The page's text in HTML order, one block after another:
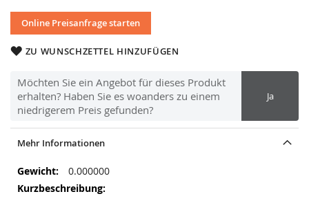
Online Preisanfrage starten
ZU WUNSCHZETTEL HINZUFÜGEN
Möchten Sie ein Angebot für dieses Produkt
erhalten? Haben Sie es woanders zu einem
niedrigerem Preis gefunden?
Ja
Mehr Informationen
Mehr
Informationen
0.000000